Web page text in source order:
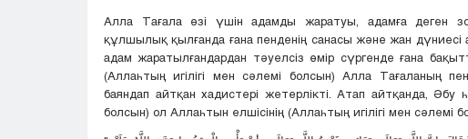
Алла Тағала өзі үшін адамды жаратуы, адамға деген
құлшылық қылғанда ғана пенденің санасы және жан дүниесі
адам жаратылғандардан тәуелсіз өмір сүргенде ғана
(Аллаһтың игілігі мен сәлемі болсын) Алла Тағаланың
баяндап айтқан хадистері жетерлікті. Атап айтқанда,
болсын) ол Аллаһтын елшісінің (Аллаһтың игілігі мен сәлемі